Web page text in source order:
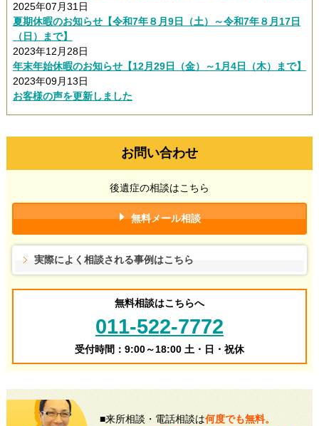
2025年07月31日
夏期休暇のお知らせ【令和7年８月9日（土）～令和7年８月17日
（日）まで】
2023年12月28日
年末年始休暇のお知らせ【12月29日（金）～1月4日（木）まで】
2023年09月13日
お客様の声を更新しました
お問い合わせ
後遺症の相談はこちら
無料メール相談
実際によく相談される事例はこちら
無料相談はこちらへ
011-522-7772
受付時間：9:00～18:00 土・日・祝休
■来所相談・電話相談は何度でも無料。